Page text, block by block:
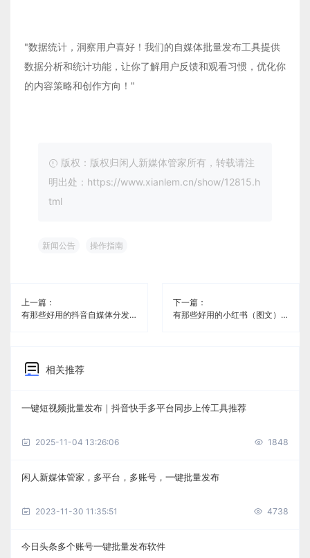
"数据统计，洞察用户喜好！我们的自媒体批量发布工具提供
数据分析和统计功能，让你了解用户反馈和观看习惯，优化你
的内容策略和创作方向！"
版权：版权归闲人新媒体管家所有，转载请注
明出处：https://www.xianlem.cn/show/12815.h
tml
新闻公告 操作指南
上一篇：
有那些好用的抖音自媒体分发工具《闲人新媒体管家》
下一篇：
有那些好用的小红书（图文）自媒体分发工具《闲人新媒体管家》
相关推荐
一键短视频批量发布｜抖音快手多平台同步上传工具推荐
2025-11-04 13:26:06 1848
闲人新媒体管家，多平台，多账号，一键批量发布
2023-11-30 11:35:51 4738
今日头条多个账号一键批量发布软件